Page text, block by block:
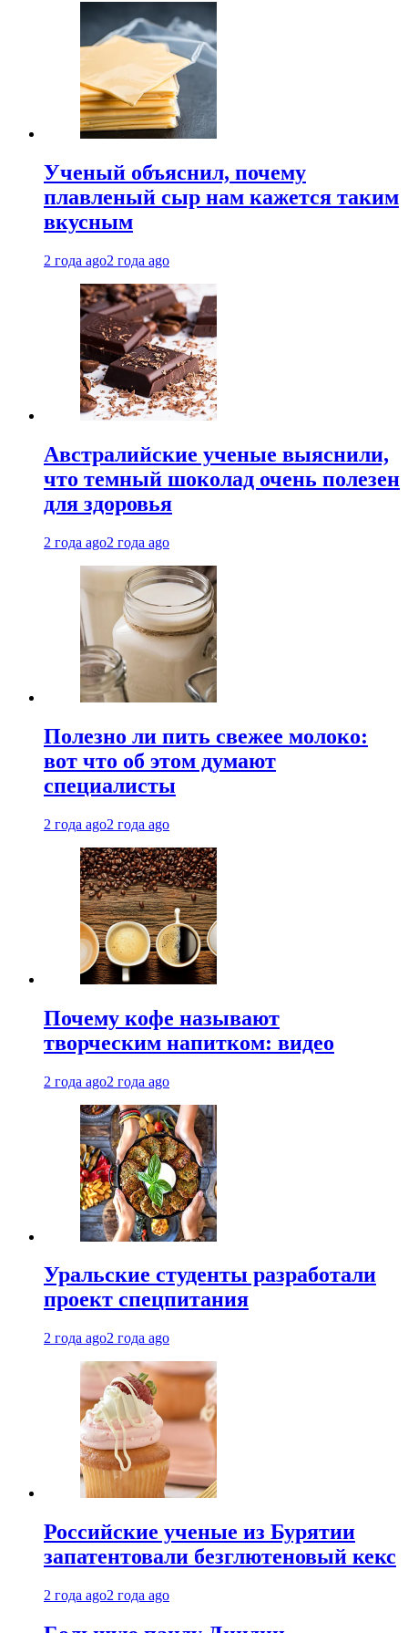
Ученый объяснил, почему
плавленый сыр нам кажется таким
вкусным
2 года ago2 года ago
Австралийские ученые выяснили,
что темный шоколад очень полезен
для здоровья
2 года ago2 года ago
Полезно ли пить свежее молоко:
вот что об этом думают
специалисты
2 года ago2 года ago
Почему кофе называют
творческим напитком: видео
2 года ago2 года ago
Уральские студенты разработали
проект спецпитания
2 года ago2 года ago
Российские ученые из Бурятии
запатентовали безглютеновый кекс
2 года ago2 года ago